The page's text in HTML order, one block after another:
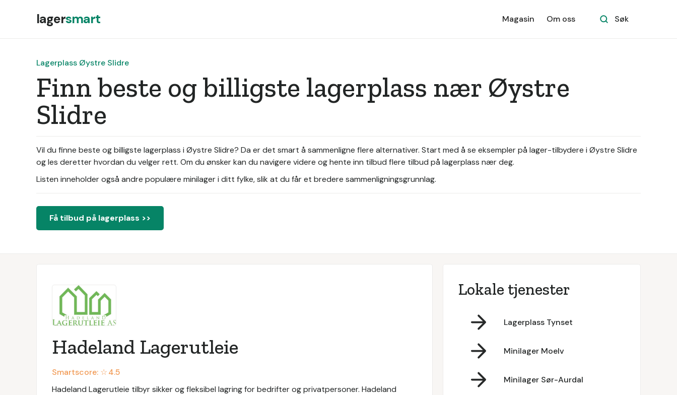
lagersmart Magasin Om oss Søk
Lagerplass Øystre Slidre
Finn beste og billigste lagerplass nær Øystre
Slidre
Vil du finne beste og billigste lagerplass i Øystre Slidre? Da er det smart å sammenligne flere alternativer. Start med å se eksempler på lager-tilbydere i Øystre Slidre
og les deretter hvordan du velger rett. Om du ønsker kan du navigere videre og hente inn tilbud flere tilbud på lagerplass nær deg.
Listen inneholder også andre populære minilager i ditt fylke, slik at du får et bredere sammenligningsgrunnlag.
Få tilbud på lagerplass >>
Hadeland Lagerutleie
Smartscore: ☆4.5
Hadeland Lagerutleie tilbyr sikker og fleksibel lagring for bedrifter og privatpersoner. Hadeland
Lokale tjenester
Lagerplass Tynset
Minilager Moelv
Minilager Sør-Aurdal